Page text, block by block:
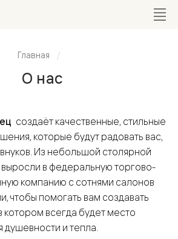
Главная
О нас
создаёт качественные, стильные
которые будут радовать вас,
Из небольшой столярной
в федеральную торгово-
компанию с сотнями салонов
чтобы помогать вам создавать
котором всегда будет место
душевности и тепла.